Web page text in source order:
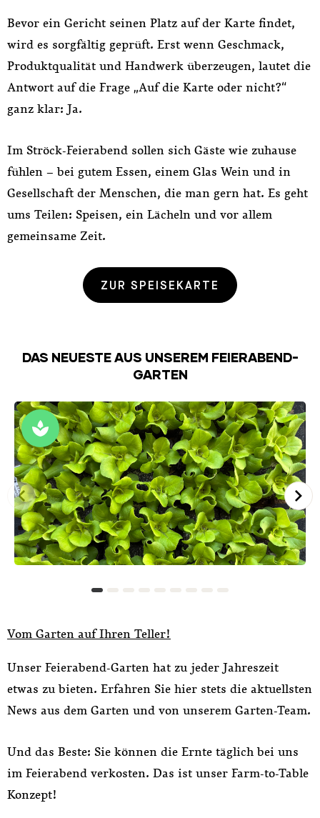
Bevor ein Gericht seinen Platz auf der Karte findet,
wird es sorgfältig geprüft. Erst wenn Geschmack,
Produktqualität und Handwerk überzeugen, lautet die
Antwort auf die Frage „Auf die Karte oder nicht?“
ganz klar: Ja.
Im Ströck-Feierabend sollen sich Gäste wie zuhause
fühlen – bei gutem Essen, einem Glas Wein und in
Gesellschaft der Menschen, die man gern hat. Es geht
ums Teilen: Speisen, ein Lächeln und vor allem
gemeinsame Zeit.
ZUR SPEISEKARTE
DAS NEUESTE AUS UNSEREM FEIERABEND-
GARTEN
Vom Garten auf Ihren Teller!
Unser Feierabend-Garten hat zu jeder Jahreszeit
etwas zu bieten. Erfahren Sie hier stets die aktuellsten
News aus dem Garten und von unserem Garten-Team.
Und das Beste: Sie können die Ernte täglich bei uns
im Feierabend verkosten. Das ist unser Farm-to-Table
Konzept!